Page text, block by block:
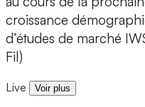
croissance
d’études de marché
Fil)
Live Voir plus